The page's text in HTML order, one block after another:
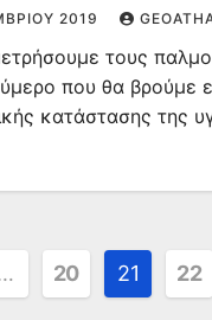
2019
τους
που θα βρούμε
κατάστασης της
20 21 22